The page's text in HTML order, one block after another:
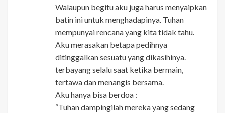
Walaupun begitu aku juga harus menyaipkan
batin ini untuk menghadapinya. Tuhan
mempunyai rencana yang kita tidak tahu.
Aku merasakan betapa pedihnya
ditinggalkan sesuatu yang dikasihinya.
terbayang selalu saat ketika bermain,
tertawa dan menangis bersama.
Aku hanya bisa berdoa :
“Tuhan dampingilah mereka yang sedang